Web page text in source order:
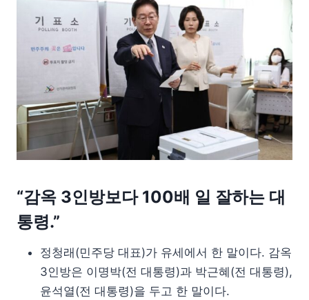
“감옥 3인방보다 100배 일 잘하는 대
통령.”
정청래(민주당 대표)가 유세에서 한 말이다. 감옥
3인방은 이명박(전 대통령)과 박근혜(전 대통령),
윤석열(전 대통령)을 두고 한 말이다.